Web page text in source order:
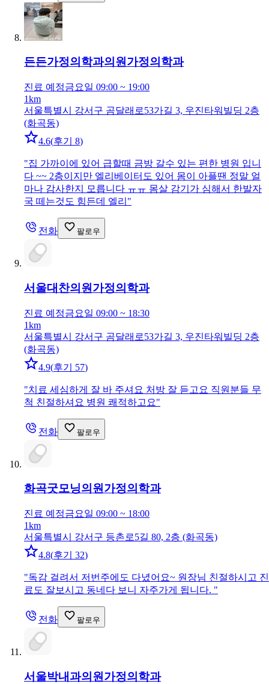
든든가정의학과의원가정의학과
진료 예정금요일 09:00 ~ 19:00
1km
서울특별시 강서구 곰달래로53가길 3, 우진타워빌딩 2층
(화곡동)
4.6(후기 8)
"집 가까이에 있어 급할때 금방 갈수 있는 편한 병원 입니
다 ~~ 2층이지만 엘리베이터도 있어 몸이 아플땐 정말 얼
마나 감사한지 모릅니다 ㅠㅠ 몸살 감기가 심해서 한발자
국 떼는것도 힘든데 엘리 "
전화 팔로우
서울대찬의원 가정의학과
진료 예정금요일 09:00 ~ 18:30
1km
서울특별시 강서구 곰달래로53가길 3, 우진타워빌딩 2층
(화곡동)
4.9(후기 57)
"치료 세심하게 잘 바 주셔요 처방 잘 듣고요 직원분들 무
척 친절하셔요 병원 쾌적하고요"
전화 팔로우
화곡굿모닝의원가정의학과
진료 예정금요일 09:00 ~ 18:00
1km
서울특별시 강서구 등촌로5길 80, 2층 (화곡동)
4.8(후기 32)
"독감 걸려서 저번주에도 다녔어요~ 원장님 친절하시고 진
료도 잘보시고 동네다 보니 자주가게 됩니다. "
전화 팔로우
서울박내과의원 가정의학과